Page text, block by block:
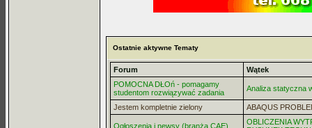
Ostatnie aktywne Tematy
Forum
Wątek
POMOCNA DŁOń - pomagamy
studentom rozwiązywać zadania
Analiza statyczna
Jestem kompletnie zielony ABAQUS
Ogłoszenia i newsy (branża CAE)
OBLICZENIA